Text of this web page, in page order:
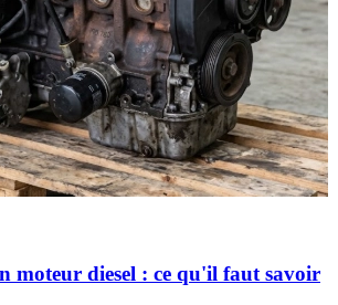
moteur diesel : ce qu'il faut savoir